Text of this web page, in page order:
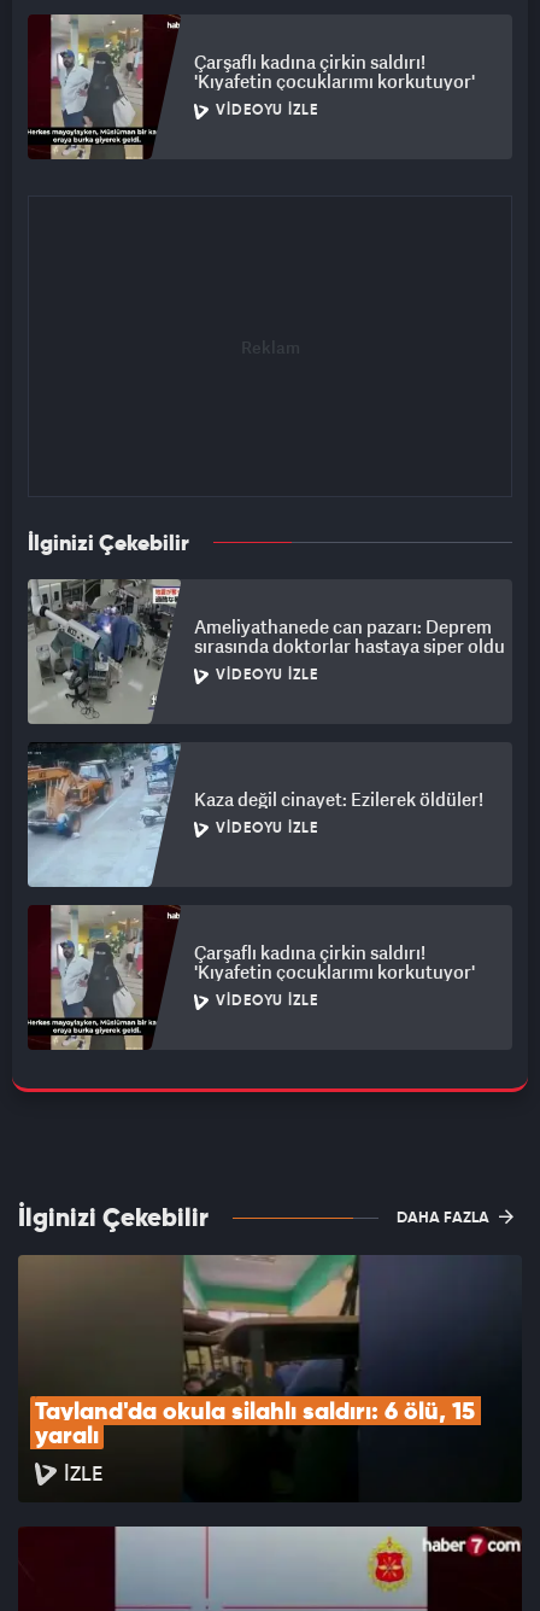
Çarşaflı kadına çirkin saldırı!
'Kıyafetin çocuklarımı korkutuyor'
VIDEOYU İZLE
İlginizi Çekebilir
Ameliyathanede can pazarı: Deprem
sırasında doktorlar hastaya siper oldu
VIDEOYU İZLE
Kaza değil cinayet: Ezilerek öldüler!
VIDEOYU İZLE
Çarşaflı kadına çirkin saldırı!
'Kıyafetin çocuklarımı korkutuyor'
VIDEOYU İZLE
İlginizi Çekebilir DAHA FAZLA
Tayland'da okula silahlı saldırı: 6 ölü, 15
yaralı
İZLE